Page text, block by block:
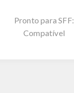
Pronto para SFF:
Compatível